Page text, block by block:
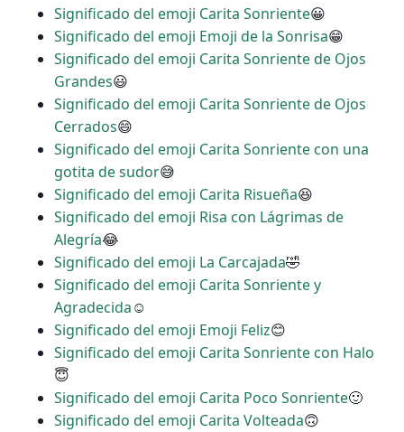
Significado del emoji Carita Sonriente😀
Significado del emoji Emoji de la Sonrisa😁
Significado del emoji Carita Sonriente de Ojos
Grandes😃
Significado del emoji Carita Sonriente de Ojos
Cerrados😄
Significado del emoji Carita Sonriente con una
gotita de sudor😅
Significado del emoji Carita Risueña😆
Significado del emoji Risa con Lágrimas de
Alegría😂
Significado del emoji La Carcajada🤣
Significado del emoji Carita Sonriente y
Agradecida☺
Significado del emoji Emoji Feliz😊
Significado del emoji Carita Sonriente con Halo
😇
Significado del emoji Carita Poco Sonriente🙂
Significado del emoji Carita Volteada🙃